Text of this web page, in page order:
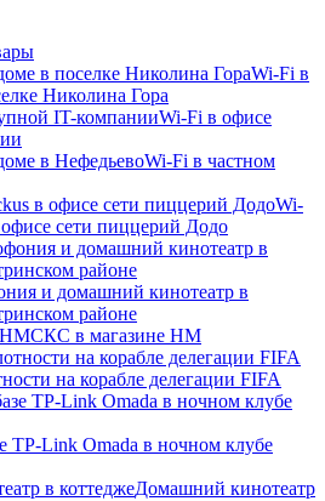
Wi-Fi в
Николина Гора
Wi-Fi в офисе
Wi-Fi в частном
Wi-
сети пиццерий Додо
и домашний кинотеатр в
районе
СКС в магазине HM
на корабле делегации FIFA
TP-Link Omada в ночном клубе
Домашний кинотеатр